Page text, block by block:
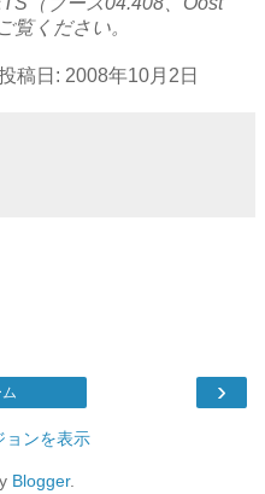
覧ください。
稿日: 2008年10月2日
›
ョンを表示
Blogger.